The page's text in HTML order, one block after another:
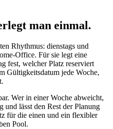
man einmal.
Rhythmus: dienstags und
Office. Für sie legt eine
fest, welcher Platz reserviert
Gültigkeitsdatum jede Woche,
Wer in einer Woche abweicht,
und lässt den Rest der Planung
für die einen und ein flexibler
Pool.